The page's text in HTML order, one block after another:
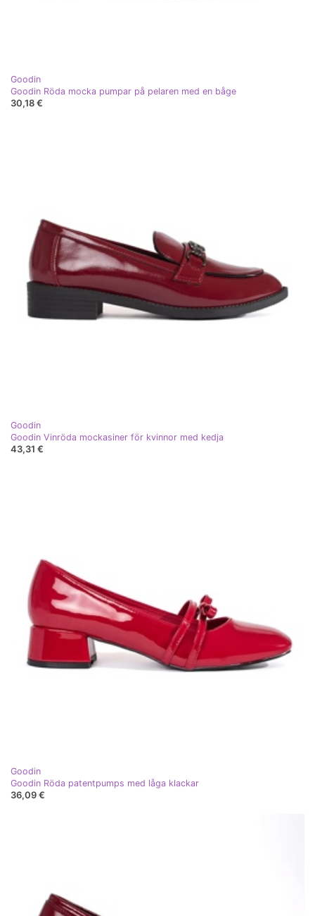
Goodin
Goodin Röda mocka pumpar på pelaren med en båge
30,18 €
Goodin
Goodin Vinröda mockasiner för kvinnor med kedja
43,31 €
Goodin
Goodin Röda patentpumps med låga klackar
36,09 €